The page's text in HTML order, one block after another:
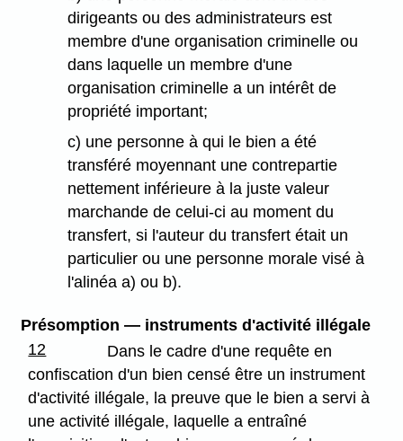
dirigeants ou des administrateurs est
membre d'une organisation criminelle ou
dans laquelle un membre d'une
organisation criminelle a un intérêt de
propriété important;
c) une personne à qui le bien a été
transféré moyennant une contrepartie
nettement inférieure à la juste valeur
marchande de celui-ci au moment du
transfert, si l'auteur du transfert était un
particulier ou une personne morale visé à
l'alinéa a) ou b).
Présomption — instruments d'activité illégale
12
Dans le cadre d'une requête en
confiscation d'un bien censé être un instrument
d'activité illégale, la preuve que le bien a servi à
une activité illégale, laquelle a entraîné